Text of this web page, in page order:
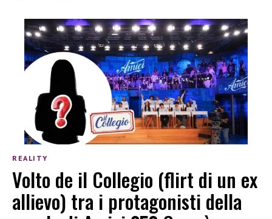
REALITY
Volto de il Collegio (flirt di un ex
allievo) tra i protagonisti della